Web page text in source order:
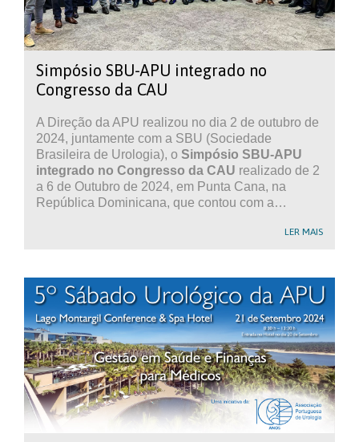
Simpósio SBU-APU integrado no
Congresso da CAU
A Direção da APU realizou no dia 2 de outubro de
2024, juntamente com a SBU (Sociedade
Brasileira de Urologia), o Simpósio SBU-APU
integrado no Congresso da CAU realizado de 2
a 6 de Outubro de 2024, em Punta Cana, na
República Dominicana, que contou com a…
LER MAIS